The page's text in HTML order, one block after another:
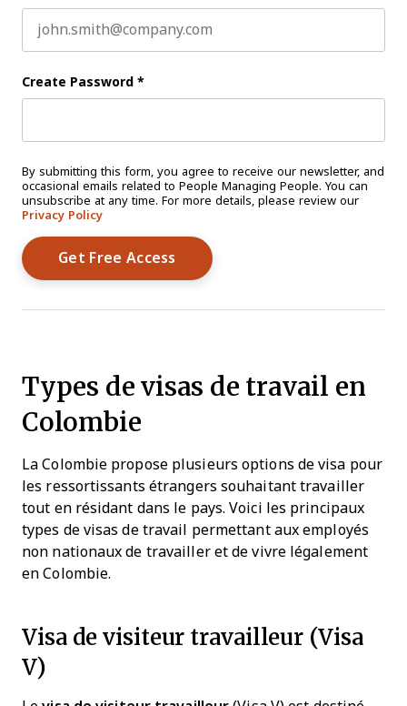
Create Password *
By submitting this form, you agree to receive our newsletter, and
occasional emails related to People Managing People. You can
unsubscribe at any time. For more details, please review our
Privacy Policy
Types de visas de travail en
Colombie
La Colombie propose plusieurs options de visa pour
les ressortissants étrangers souhaitant travailler
tout en résidant dans le pays. Voici les principaux
types de visas de travail permettant aux employés
non nationaux de travailler et de vivre légalement
en Colombie.
Visa de visiteur travailleur (Visa
V)